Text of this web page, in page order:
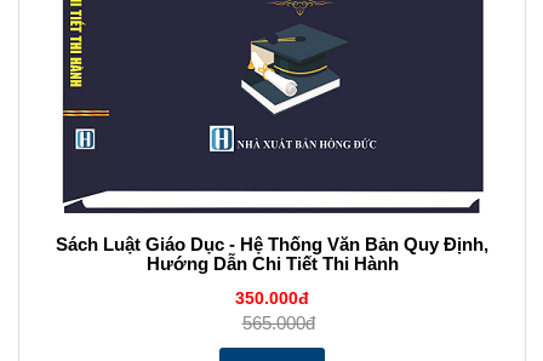
Sách Luật Giáo Dục - Hệ Thống Văn Bản Quy Định,
Hướng Dẫn Chi Tiết Thi Hành
350.000đ
565.000đ